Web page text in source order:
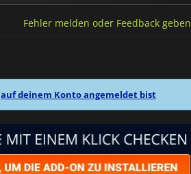
Fehler melden oder Feedback geben
auf deinem Konto angemeldet bist